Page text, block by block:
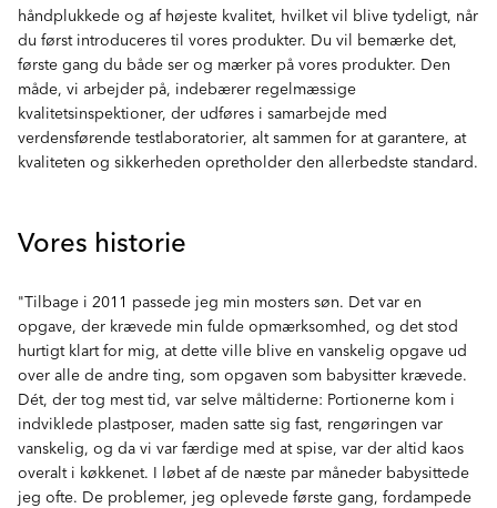
håndplukkede og af højeste kvalitet, hvilket vil blive tydeligt, når
du først introduceres til vores produkter. Du vil bemærke det,
første gang du både ser og mærker på vores produkter. Den
måde, vi arbejder på, indebærer regelmæssige
kvalitetsinspektioner, der udføres i samarbejde med
verdensførende testlaboratorier, alt sammen for at garantere, at
kvaliteten og sikkerheden opretholder den allerbedste standard.
Vores historie
"Tilbage i 2011 passede jeg min mosters søn. Det var en
opgave, der krævede min fulde opmærksomhed, og det stod
hurtigt klart for mig, at dette ville blive en vanskelig opgave ud
over alle de andre ting, som opgaven som babysitter krævede.
Dét, der tog mest tid, var selve måltiderne: Portionerne kom i
indviklede plastposer, maden satte sig fast, rengøringen var
vanskelig, og da vi var færdige med at spise, var der altid kaos
overalt i køkkenet. I løbet af de næste par måneder babysittede
jeg ofte. De problemer, jeg oplevede første gang, fordampede